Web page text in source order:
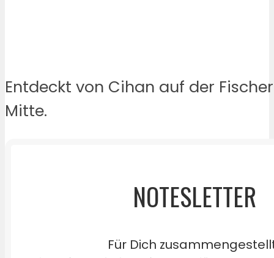
Entdeckt von Cihan auf der
Mitte.
NOTESLETTER
Für Dich